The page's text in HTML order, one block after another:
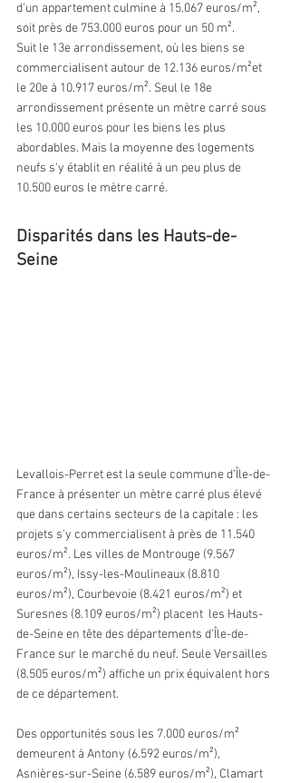
d'un appartement culmine à 15.067 euros/m²,
soit près de 753.000 euros pour un 50 m².
Suit le 13e arrondissement, où les biens se
commercialisent autour de 12.136 euros/m²et
le 20e à 10.917 euros/m². Seul le 18e
arrondissement présente un mètre carré sous
les 10.000 euros pour les biens les plus
abordables. Mais la moyenne des logements
neufs s'y établit en réalité à un peu plus de
10.500 euros le mètre carré.
Disparités dans les Hauts-de-
Seine
Levallois-Perret est la seule commune d'Île-de-
France à présenter un mètre carré plus élevé
que dans certains secteurs de la capitale : les
projets s'y commercialisent à près de 11.540
euros/m². Les villes de Montrouge (9.567
euros/m²), Issy-les-Moulineaux (8.810
euros/m²), Courbevoie (8.421 euros/m²) et
Suresnes (8.109 euros/m²) placent  les Hauts-
de-Seine en tête des départements d'Île-de-
France sur le marché du neuf. Seule Versailles
(8.505 euros/m²) affiche un prix équivalent hors
de ce département.
Des opportunités sous les 7.000 euros/m²
demeurent à Antony (6.592 euros/m²),
Asnières-sur-Seine (6.589 euros/m²), Clamart